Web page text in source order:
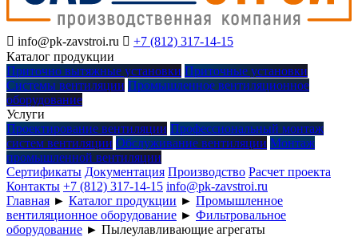
 info@pk-zavstroi.ru  +7 (812) 317-14-15
Каталог продукции
Приточно вытяжные установки Приточные установки
Системы вентиляции Промышленное вентиляционное
оборудование
Услуги
Проектирование вентиляции Профессиональный монтаж
систем вентиляции Обслуживание вентиляции Монтаж
промышленной вентиляции
Сертификаты Документация Производство Расчет проекта
Контакты +7 (812) 317-14-15 info@pk-zavstroi.ru
Главная ► Каталог продукции ► Промышленное
вентиляционное оборудование ► Фильтровальное
оборудование ► Пылеулавливающие агрегаты